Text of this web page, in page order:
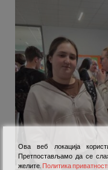
Ова веб локација
Претпостављамо да се
желите. Политика